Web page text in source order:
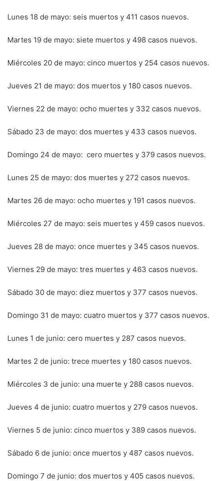
Lunes 18 de mayo: seis muertos y 411 casos nuevos.
Martes 19 de mayo: siete muertos y 498 casos nuevos.
Miércoles 20 de mayo: cinco muertos y 254 casos nuevos.
Jueves 21 de mayo: dos muertos y 180 casos nuevos.
Viernes 22 de mayo: ocho muertes y 332 casos nuevos.
Sábado 23 de mayo: dos muertes y 433 casos nuevos.
Domingo 24 de mayo: cero muertes y 379 casos nuevos.
Lunes 25 de mayo: dos muertes y 272 casos nuevos.
Martes 26 de mayo: ocho muertes y 191 casos nuevos.
Miércoles 27 de mayo: seis muertes y 459 casos nuevos.
Jueves 28 de mayo: once muertes y 345 casos nuevos.
Viernes 29 de mayo: tres muertes y 463 casos nuevos.
Sábado 30 de mayo: diez muertos y 377 casos nuevos.
Domingo 31 de mayo: cuatro muertos y 377 casos nuevos.
Lunes 1 de junio: cero muertes y 287 casos nuevos.
Martes 2 de junio: trece muertes y 180 casos nuevos.
Miércoles 3 de junio: una muerte y 288 casos nuevos.
Jueves 4 de junio: cuatro muertos y 279 casos nuevos.
Viernes 5 de junio: cinco muertos y 389 casos nuevos.
Sábado 6 de junio: once muertos y 487 casos nuevos.
Domingo 7 de junio: dos muertos y 405 casos nuevos.